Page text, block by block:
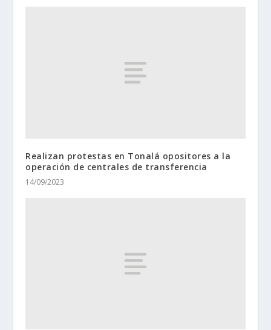
Realizan protestas en Tonalá opositores a la
operación de centrales de transferencia
14/09/2023